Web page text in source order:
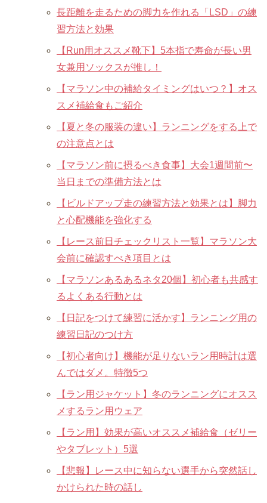
長距離を走るための脚力を作れる「LSD」の練
習方法と効果
【Run用オススメ靴下】5本指で寿命が長い男
女兼用ソックスが推し！
【マラソン中の補給タイミングはいつ？】オス
スメ補給食もご紹介
【夏と冬の服装の違い】ランニングをする上で
の注意点とは
【マラソン前に摂るべき食事】大会1週間前〜
当日までの準備方法とは
【ビルドアップ走の練習方法と効果とは】脚力
と心配機能を強化する
【レース前日チェックリスト一覧】マラソン大
会前に確認すべき項目とは
【マラソンあるあるネタ20個】初心者も共感す
るよくある行動とは
【日記をつけて練習に活かす】ランニング用の
練習日記のつけ方
【初心者向け】機能が足りないラン用時計は選
んではダメ。特徴5つ
【ラン用ジャケット】冬のランニングにオスス
メするラン用ウェア
【ラン用】効果が高いオススメ補給食（ゼリー
やタブレット）5選
【悲報】レース中に知らない選手から突然話し
かけられた時の話し